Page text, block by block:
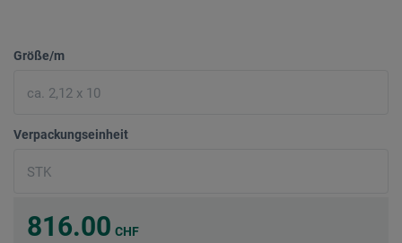
Größe/m
Verpackungseinheit
816.00 CHF